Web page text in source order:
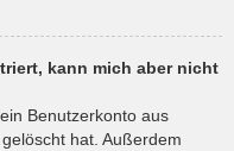
kann mich aber nicht
Benutzerkonto aus
hat. Außerdem